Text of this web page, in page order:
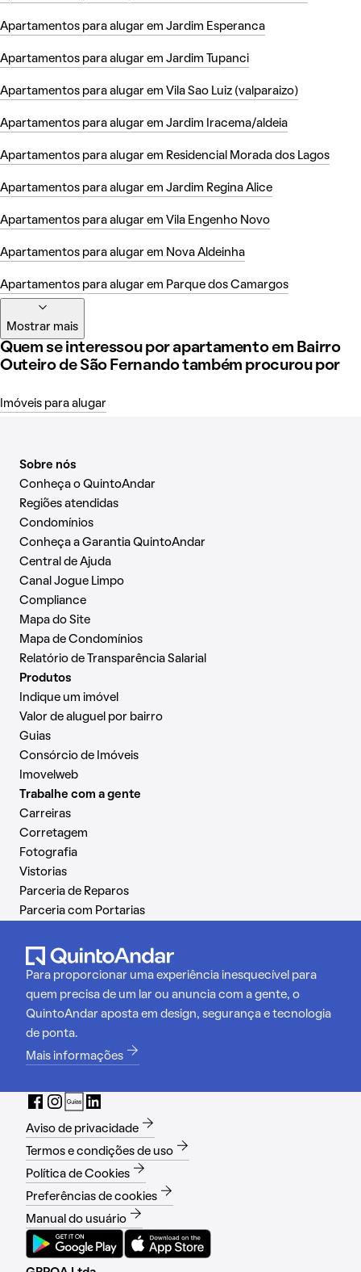
Apartamentos para alugar em Jardim Esperanca
Apartamentos para alugar em Jardim Tupanci
Apartamentos para alugar em Vila Sao Luiz (valparaizo)
Apartamentos para alugar em Jardim Iracema/aldeia
Apartamentos para alugar em Residencial Morada dos Lagos
Apartamentos para alugar em Jardim Regina Alice
Apartamentos para alugar em Vila Engenho Novo
Apartamentos para alugar em Nova Aldeinha
Apartamentos para alugar em Parque dos Camargos
Mostrar mais
Quem se interessou por apartamento em Bairro
Outeiro de São Fernando também procurou por
Imóveis para alugar
Sobre nós
Conheça o QuintoAndar
Regiões atendidas
Condomínios
Conheça a Garantia QuintoAndar
Central de Ajuda
Canal Jogue Limpo
Compliance
Mapa do Site
Mapa de Condomínios
Relatório de Transparência Salarial
Produtos
Indique um imóvel
Valor de aluguel por bairro
Guias
Consórcio de Imóveis
Imovelweb
Trabalhe com a gente
Carreiras
Corretagem
Fotografia
Vistorias
Parceria de Reparos
Parceria com Portarias
Para proporcionar uma experiência inesquecível para
quem precisa de um lar ou anuncia com a gente, o
QuintoAndar aposta em design, segurança e tecnologia
de ponta.
Mais informações
Aviso de privacidade
Termos e condições de uso
Política de Cookies
Preferências de cookies
Manual do usuário